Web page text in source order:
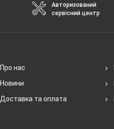
Авторизований
сервісний центр
Про нас
Новини
Доставка та оплата